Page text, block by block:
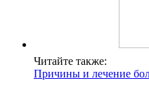
Читайте также:
Причины и лечение